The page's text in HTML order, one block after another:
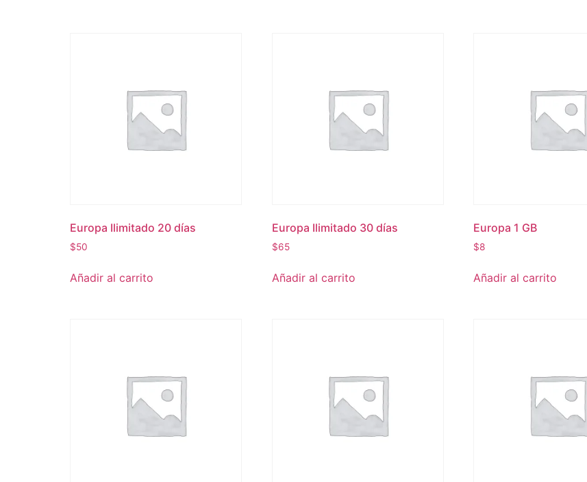
Europa Ilimitado 20 días
$50
Añadir al carrito
Europa Ilimitado 30 días
$65
Añadir al carrito
Europa 1 GB
$8
Añadir al carrito